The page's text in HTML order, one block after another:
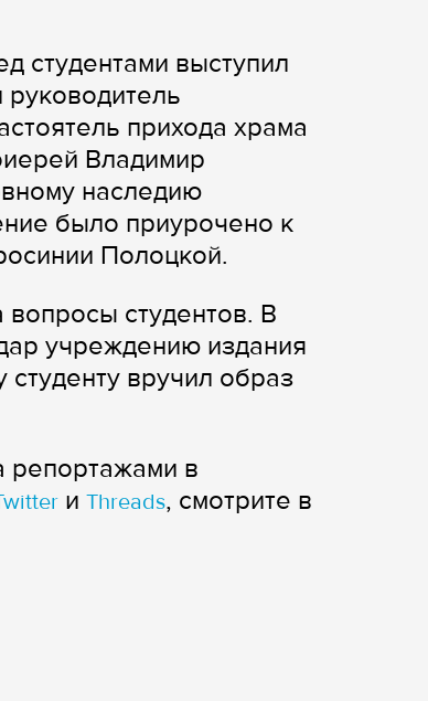
студентами выступил
прихода храма
Владимир
наследию
было приурочено к
Полоцкой.
студентов. В
учреждению издания
вручил образ
репортажами в
и Threads, смотрите в